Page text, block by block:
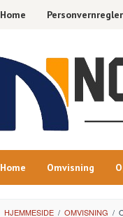
Home Personvernregler
Home Omvisning
HJEMMESIDE / OMVISNING /